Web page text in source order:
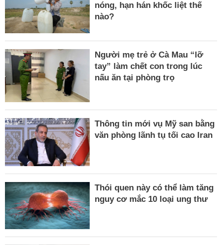
nóng, hạn hán khốc liệt thế
nào?
Người mẹ trẻ ở Cà Mau “lỡ
tay” làm chết con trong lúc
nấu ăn tại phòng trọ
Thông tin mới vụ Mỹ san bằng
văn phòng lãnh tụ tối cao Iran
Thói quen này có thể làm tăng
nguy cơ mắc 10 loại ung thư